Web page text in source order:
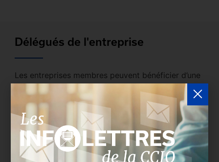
Délégués de l'entreprise
Les entreprises membres peuvent bénéficier d’une
version plus détaillée du répertoire via leur espace
Connectez-vous
afin de consulter le
profil complet des entreprises incluant les
coordonnées des délégués inscrits. Vous n'êtes
pas membre? N'attendez plus etdevenez membre!